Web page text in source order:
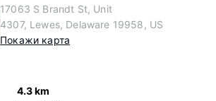
17063 S Brandt St, Unit
4307, Lewes, Delaware 19958, US
Покажи карта
4.3 km